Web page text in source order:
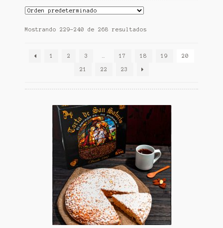
Mostrando 229–240 de 268 resultados
1 2 3 17 18 19 20
21 22 23